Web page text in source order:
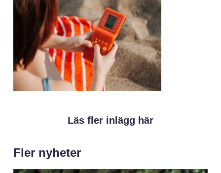
Läs fler inlägg här
Fler nyheter